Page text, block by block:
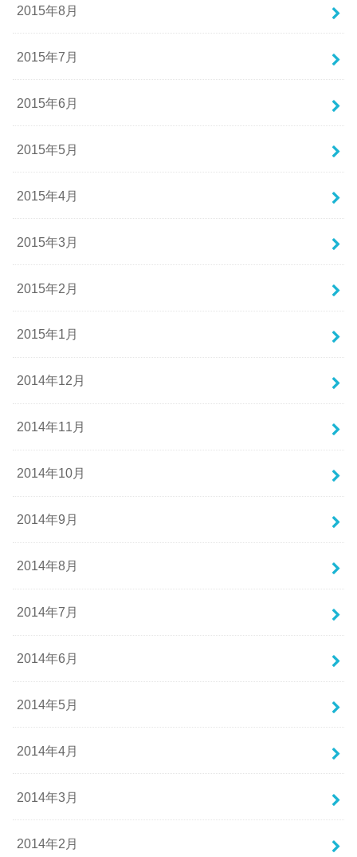
2015年8月
2015年7月
2015年6月
2015年5月
2015年4月
2015年3月
2015年2月
2015年1月
2014年12月
2014年11月
2014年10月
2014年9月
2014年8月
2014年7月
2014年6月
2014年5月
2014年4月
2014年3月
2014年2月